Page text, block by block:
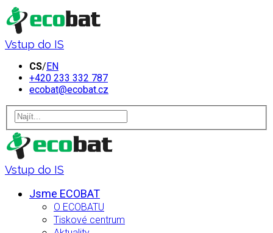
Vstup do IS
CS/EN
+420 233 332 787
ecobat@ecobat.cz
Vstup do IS
Jsme ECOBAT
O ECOBATU
Tiskové centrum